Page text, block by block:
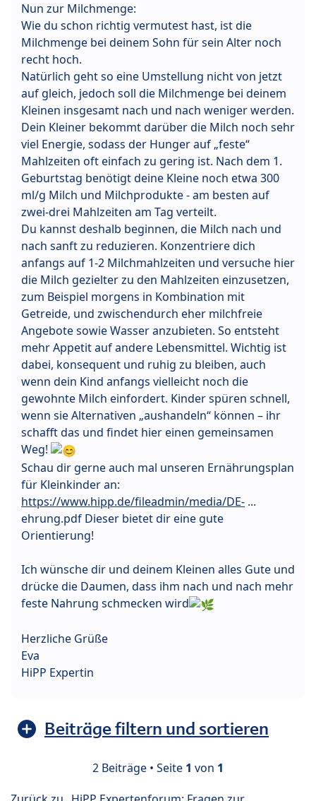
Nun zur Milchmenge:
Wie du schon richtig vermutest hast, ist die
Milchmenge bei deinem Sohn für sein Alter noch
recht hoch.
Natürlich geht so eine Umstellung nicht von jetzt
auf gleich, jedoch soll die Milchmenge bei deinem
Kleinen insgesamt nach und nach weniger werden.
Dein Kleiner bekommt darüber die Milch noch sehr
viel Energie, sodass der Hunger auf „feste“
Mahlzeiten oft einfach zu gering ist. Nach dem 1.
Geburtstag benötigt deine Kleine noch etwa 300
ml/g Milch und Milchprodukte - am besten auf
zwei-drei Mahlzeiten am Tag verteilt.
Du kannst deshalb beginnen, die Milch nach und
nach sanft zu reduzieren. Konzentriere dich
anfangs auf 1-2 Milchmahlzeiten und versuche hier
die Milch gezielter zu den Mahlzeiten einzusetzen,
zum Beispiel morgens in Kombination mit
Getreide, und zwischendurch eher milchfreie
Angebote sowie Wasser anzubieten. So entsteht
mehr Appetit auf andere Lebensmittel. Wichtig ist
dabei, konsequent und ruhig zu bleiben, auch
wenn dein Kind anfangs vielleicht noch die
gewohnte Milch einfordert. Kinder spüren schnell,
wenn sie Alternativen „aushandeln“ können – ihr
schafft das und findet hier einen gemeinsamen
Weg!
Schau dir gerne auch mal unseren Ernährungsplan
für Kleinkinder an:
https://www.hipp.de/fileadmin/media/DE- ...
ehrung.pdf Dieser bietet dir eine gute
Orientierung!
Ich wünsche dir und deinem Kleinen alles Gute und
drücke die Daumen, dass ihm nach und nach mehr
feste Nahrung schmecken wird
Herzliche Grüße
Eva
HiPP Expertin
Beiträge filtern und sortieren
2 Beiträge • Seite 1 von 1